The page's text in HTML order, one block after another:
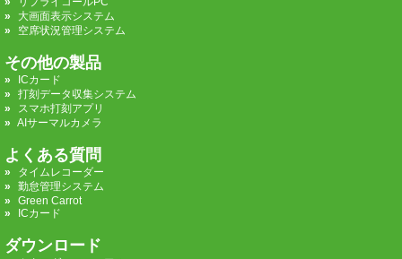
大画面表示システム
空席状況管理システム
その他の製品
ICカード
打刻データ収集システム
スマホ打刻アプリ
AIサーマルカメラ
よくある質問
タイムレコーダー
勤怠管理システム
Green Carrot
ICカード
ダウンロード